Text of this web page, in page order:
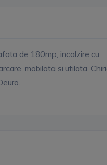
de 180mp, incalzire cu
mobilata si utilata.